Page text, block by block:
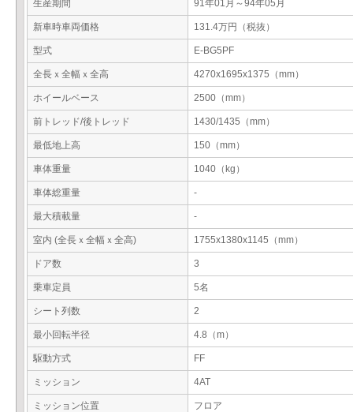
生産期間 91年01月～94年05月
新車時車両価格 131.4万円（税抜）
型式 E-BG5PF
全長ｘ全幅ｘ全高 4270x1695x1375（mm）
ホイールベース 2500（mm）
前トレッド/後トレッド 1430/1435（mm）
最低地上高 150（mm）
車体重量 1040（kg）
車体総重量 -
最大積載量 -
室内 (全長ｘ全幅ｘ全高) 1755x1380x1145（mm）
ドア数 3
乗車定員 5名
シート列数 2
最小回転半径 4.8（m）
駆動方式 FF
ミッション 4AT
ミッション位置 フロア